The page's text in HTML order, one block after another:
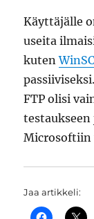
Käyttäjälle
useita
kuten
FTP olisi
Microsoftiin
Jaa artikkeli: